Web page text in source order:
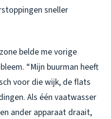
sneller
belde me vorige
“Mijn buurman heeft
voor die wijk, de flats
Als één vaatwasser
ander apparaat draait,